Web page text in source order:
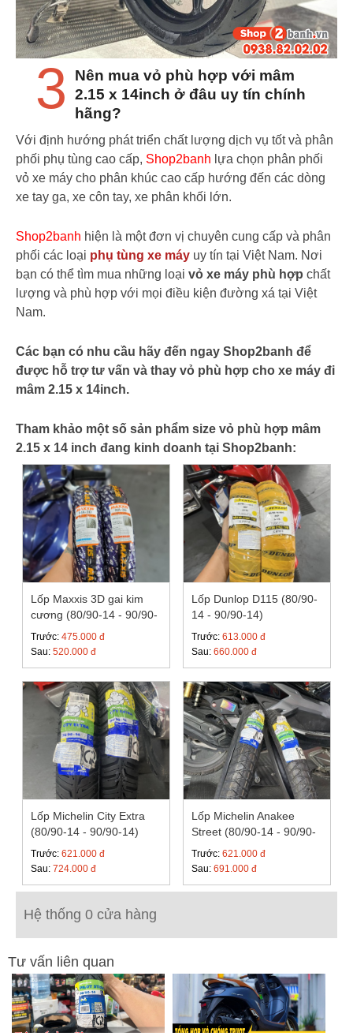
3
Nên mua vỏ phù hợp với mâm
2.15 x 14inch ở đâu uy tín chính
hãng?
Với định hướng phát triển chất lượng dịch vụ tốt và phân
phối phụ tùng cao cấp, Shop2banh lựa chọn phân phối
vỏ xe máy cho phân khúc cao cấp hướng đến các dòng
xe tay ga, xe côn tay, xe phân khối lớn.
Shop2banh hiện là một đơn vị chuyên cung cấp và phân
phối các loại phụ tùng xe máy uy tín tại Việt Nam. Nơi
bạn có thể tìm mua những loại vỏ xe máy phù hợp chất
lượng và phù hợp với mọi điều kiện đường xá tại Việt
Nam.
Các bạn có nhu cầu hãy đến ngay Shop2banh để
được hỗ trợ tư vấn và thay vỏ phù hợp cho xe máy đi
mâm 2.15 x 14inch.
Tham khảo một số sản phẩm size vỏ phù hợp mâm
2.15 x 14 inch đang kinh doanh tại Shop2banh:
Lốp Maxxis 3D gai kim
cương (80/90-14 - 90/90-
14)
Trước: 475.000 đ
Sau: 520.000 đ
Lốp Dunlop D115 (80/90-
14 - 90/90-14)
Trước: 613.000 đ
Sau: 660.000 đ
Lốp Michelin City Extra
(80/90-14 - 90/90-14)
Trước: 621.000 đ
Sau: 724.000 đ
Lốp Michelin Anakee
Street (80/90-14 - 90/90-
14)
Trước: 621.000 đ
Sau: 691.000 đ
Hệ thống 0 cửa hàng
Tư vấn liên quan